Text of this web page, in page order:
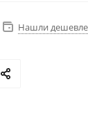
Нашли